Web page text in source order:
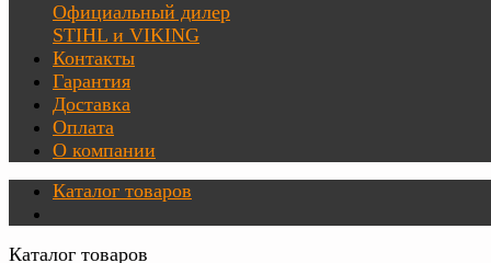
Официальный дилер
STIHL и VIKING
Контакты
Гарантия
Доставка
Оплата
О компании
Каталог товаров
Каталог товаров